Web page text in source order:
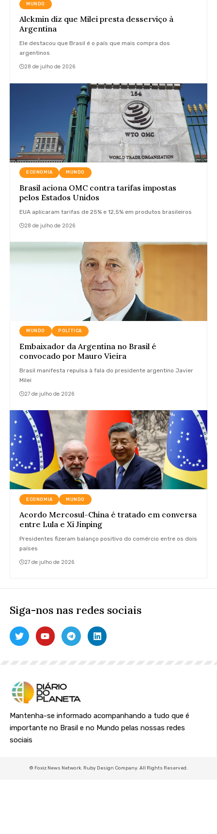
MUNDO
Alckmin diz que Milei presta desserviço à
Argentina
Ele destacou que Brasil é o país que mais compra dos
argentinos
28 de julho de 2026
ECONOMIA MUNDO
Brasil aciona OMC contra tarifas impostas
pelos Estados Unidos
EUA aplicaram tarifas de 25% e 12,5% em produtos brasileiros
28 de julho de 2026
MUNDO POLÍTICA
Embaixador da Argentina no Brasil é
convocado por Mauro Vieira
Brasil manifesta repulsa à fala do presidente argentino Javier
Milei
27 de julho de 2026
ECONOMIA MUNDO
Acordo Mercosul-China é tratado em conversa
entre Lula e Xi Jinping
Presidentes fizeram balanço positivo do comércio entre os dois
países
27 de julho de 2026
Siga-nos nas redes sociais
Mantenha-se informado acompanhando a tudo que é
importante no Brasil e no Mundo pelas nossas redes
sociais
© Foxiz News Network. Ruby Design Company. All Rights Reserved.